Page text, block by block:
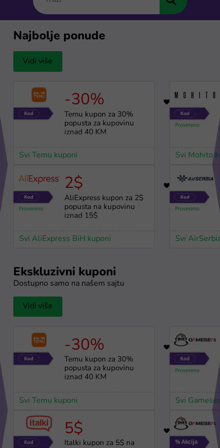
Najbolje ponude
Vidi više
-30%
Temu kupon za 30%
popusta za kupovinu
iznad 40 KM
Svi Temu kuponi
2$
AliExpress kupon za 2$
popusta na kupovinu
iznad 15$
Svi AliExpress BiH kuponi
Svi Mohito
Svi
Ekskluzivni kuponi
Dostupno samo na našem sajtu
Vidi više
-30%
Temu kupon za 30%
popusta za kupovinu
iznad 40 KM
Svi Temu kuponi
5$
Italki kupon za 5$ na
Svi